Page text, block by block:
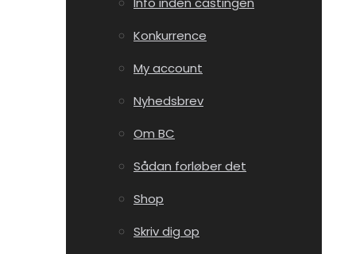
Konkurrence
My account
Nyhedsbrev
Om BC
Sådan forløber det
Shop
Skriv dig op